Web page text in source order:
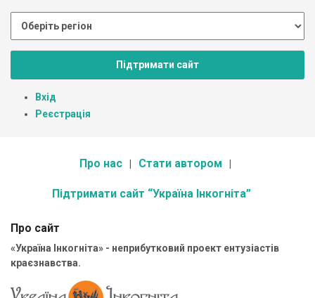
Підтримати сайт
Вхід
Реєстрація
Про нас Стати автором
Підтримати сайт “Україна Інкогніта”
Про сайт
«Україна Інкогніта» - неприбутковий проект ентузіастів
краєзнавства.